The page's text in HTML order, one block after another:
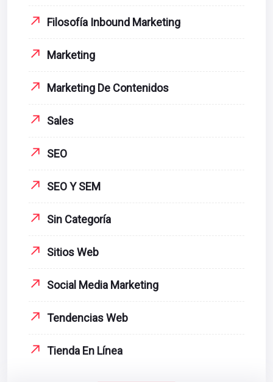
Filosofía Inbound Marketing
Marketing
Marketing De Contenidos
Sales
SEO
SEO Y SEM
Sin Categoría
Sitios Web
Social Media Marketing
Tendencias Web
Tienda En Línea